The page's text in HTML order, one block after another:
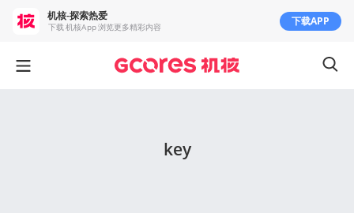
key
机核-探索热爱
下载 机核App 浏览更多精彩内容 下载APP